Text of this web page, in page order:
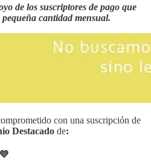
de los suscriptores de pago que
cantidad mensual.
con una suscripción de
Destacado de: